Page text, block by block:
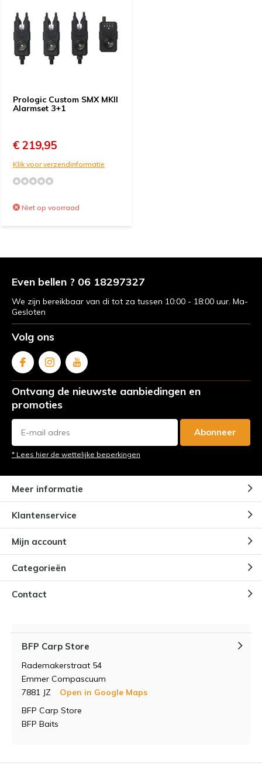
Prologic Custom SMX MKII
Alarmset 3+1
€ 219,95
Klik voor verzendinformatie
Niet op voorraad
Even bellen ? 06 18297327
We zijn bereikbaar van di tot za tussen 10:00 - 18:00 uur. Ma-
Gesloten
Volg ons
Ontvang de nieuwste aanbiedingen en
promoties
Abonneer
* Lees hier de wettelijke beperkingen
Meer informatie
Klantenservice
Mijn account
Categorieën
Contact
BFP Carp Store
Rademakerstraat 54
Emmer Compascuum
7881 JZ
Open in Google Maps
BFP Carp Store
BFP Baits